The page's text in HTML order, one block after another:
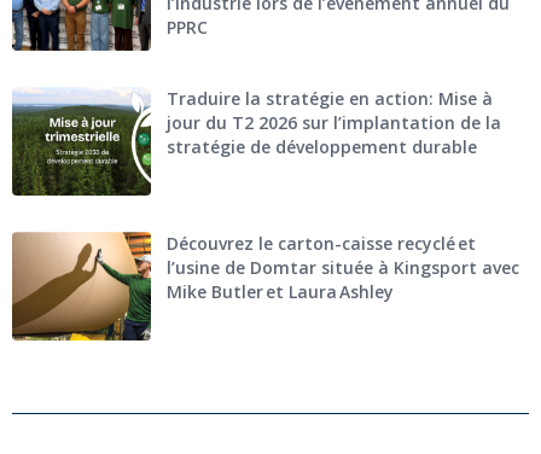
PPRC
Traduire la stratégie en action: Mise à
jour du T2 2026 sur l’implantation de la
stratégie de développement durable
Découvrez le carton-caisse recyclé et
l’usine de Domtar située à Kingsport avec
Mike Butler et Laura Ashley